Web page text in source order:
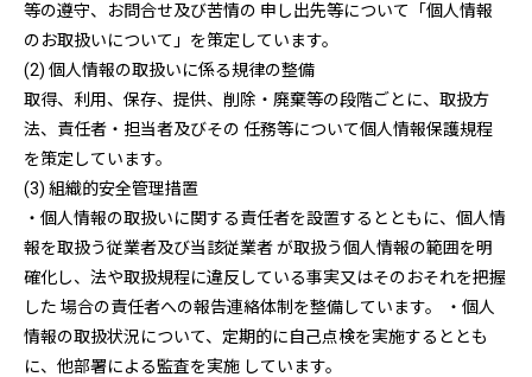
等の遵守、お問合せ及び苦情の 申し出先等について「個人情報
のお取扱いについて」を策定しています。
(2) 個人情報の取扱いに係る規律の整備
取得、利用、保存、提供、削除・廃棄等の段階ごとに、取扱方
法、責任者・担当者及びその 任務等について個人情報保護規程
を策定しています。
(3) 組織的安全管理措置
・個人情報の取扱いに関する責任者を設置するとともに、個人情
報を取扱う従業者及び当該従業者 が取扱う個人情報の範囲を明
確化し、法や取扱規程に違反している事実又はそのおそれを把握
した 場合の責任者への報告連絡体制を整備しています。 ・個人
情報の取扱状況について、定期的に自己点検を実施するととも
に、他部署による監査を実施 しています。